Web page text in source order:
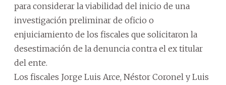
para considerar la viabilidad del inicio de una
investigación preliminar de oficio o
enjuiciamiento de los fiscales que solicitaron la
desestimación de la denuncia contra el ex titular
del ente.
Los fiscales Jorge Luis Arce, Néstor Coronel y Luis